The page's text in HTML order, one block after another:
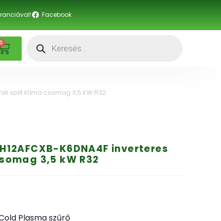
Facebook
0
split klíma csomag 3,5 kW R32
K6DNA4F inverteres
3,5 kW R32
Plasma szűrő